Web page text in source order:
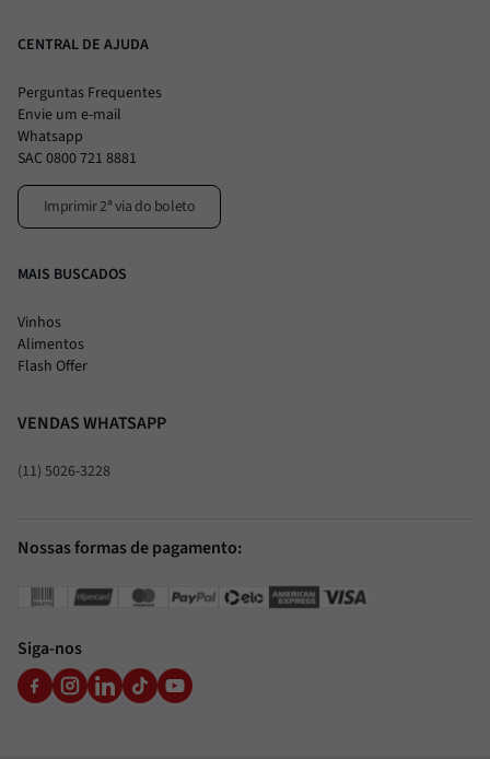
CENTRAL DE AJUDA
Perguntas Frequentes
Envie um e-mail
Whatsapp
SAC 0800 721 8881
Imprimir 2ª via do boleto
MAIS BUSCADOS
Vinhos
Alimentos
Flash Offer
VENDAS WHATSAPP
(11) 5026-3228
Nossas formas de pagamento:
Siga-nos